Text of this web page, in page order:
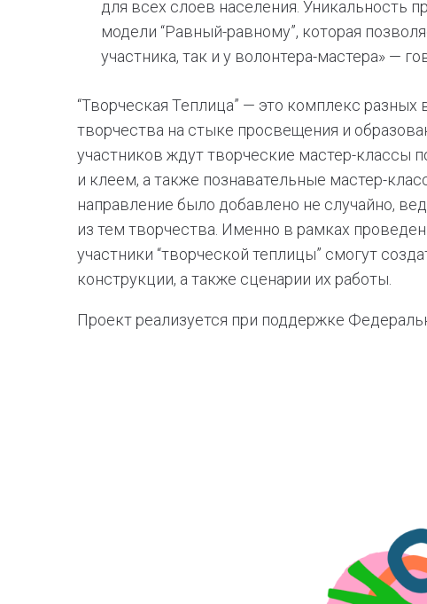
для всех слоев населения. Уникальность
модели “Равный-равному”, которая
участника, так и у волонтера-мастера» —
“Творческая Теплица” — это комплекс
творчества на стыке просвещения и
участников ждут творческие мастер-классы
и клеем, а также познавательные мастер-
направление было добавлено не случайно,
из тем творчества. Именно в рамках
участники “творческой теплицы” смогут
конструкции, а также сценарии их работы.
Проект реализуется при поддержке